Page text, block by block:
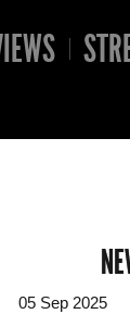
05 Sep 2025